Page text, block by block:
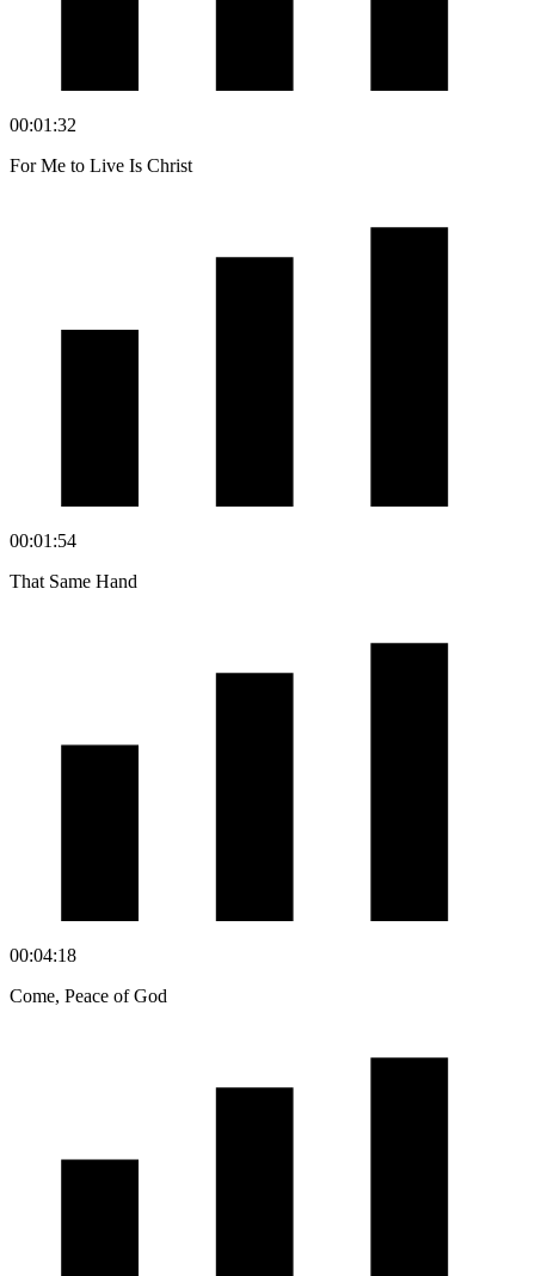
00:01:32
For Me to Live Is Christ
00:01:54
That Same Hand
00:04:18
Come, Peace of God